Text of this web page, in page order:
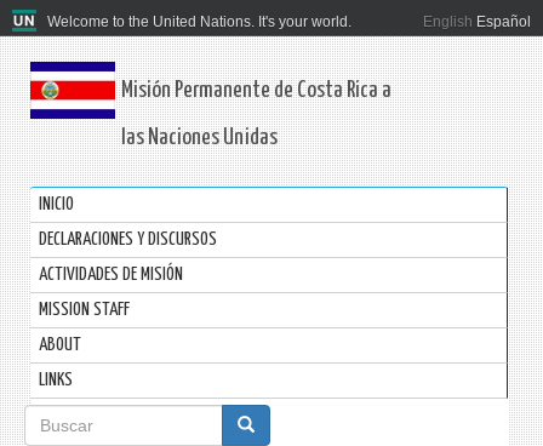
Welcome to the United Nations. It's your world. English Español
Misión Permanente de Costa Rica a
las Naciones Unidas
INICIO
DECLARACIONES Y DISCURSOS
ACTIVIDADES DE MISIÓN
MISSION STAFF
ABOUT
LINKS
Formulario